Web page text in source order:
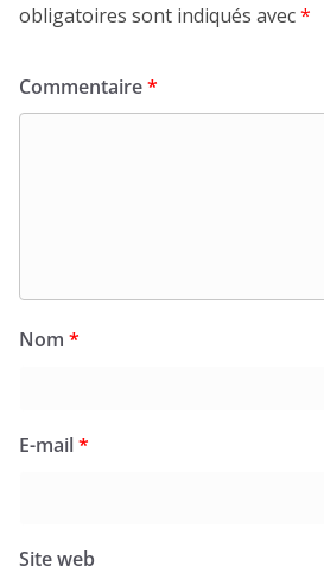
obligatoires sont indiqués avec*
Commentaire*
Nom *
E-mail*
Site web